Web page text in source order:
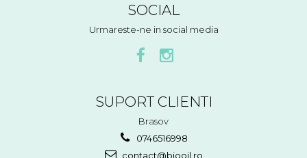
SOCIAL
Urmareste-ne in social media
SUPORT CLIENTI
Brasov
0746516998
contact@biooil.ro